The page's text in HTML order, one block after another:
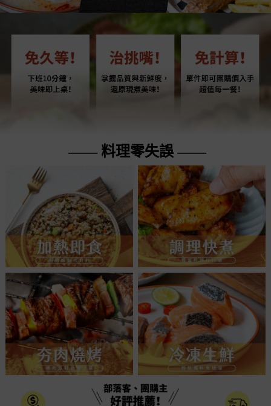
—— 料理零失誤 ——